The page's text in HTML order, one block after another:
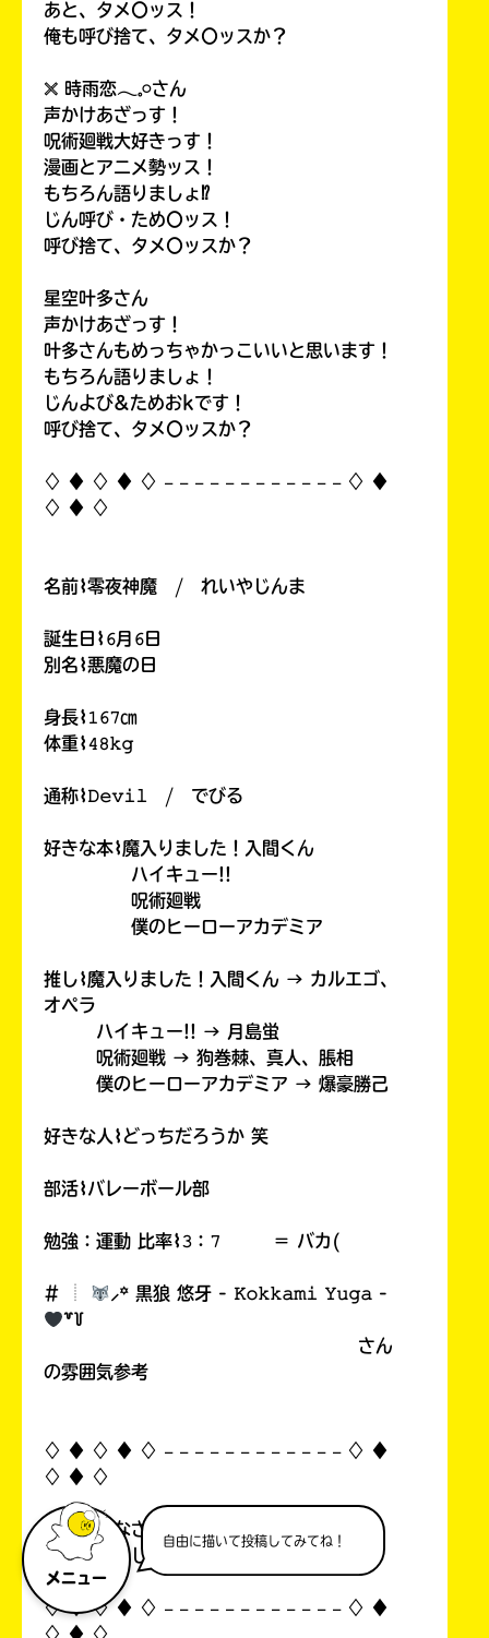
メニュー
自由に描いて投稿してみてね！
あと、タメ〇ッス！
俺も呼び捨て、タメ〇ッスか？
𓏴 時雨恋𓂃𓈒𓏸さん
声かけあざっす！
呪術廻戦大好きっす！
漫画とアニメ勢ッス！
もちろん語りましょ⁉
じん呼び・ため〇ッス！
呼び捨て、タメ〇ッスか？
星空叶多さん
声かけあざっす！
叶多さんもめっちゃかっこいいと思います！
もちろん語りましょ！
じんよび&ためおkです！
呼び捨て、タメ〇ッスか？
♢ ♦︎ ♢ ♦︎ ♢ 𓐄 𓐄 𓐄 𓐄 𓐄 𓐄 𓐄 𓐄 𓐄 𓐄 𓐄 𓐄 ♢ ♦︎
♢ ♦︎ ♢
名前⌇零夜神魔 / れいやじんま
誕生日⌇𝟼月𝟼日
別名⌇悪魔の日
身長⌇𝟷𝟼𝟽㎝
体重⌇𝟺𝟾𝚔𝚐
通称⌇𝙳𝚎𝚟𝚒𝚕 / でびる
好きな本⌇魔入りました！入間くん
ハイキュー!!
呪術廻戦
僕のヒーローアカデミア
推し⌇魔入りました！入間くん → カルエゴ、
オペラ
ハイキュー!! → 月島蛍
呪術廻戦 → 狗巻棘、真人、脹相
僕のヒーローアカデミア → 爆豪勝己
好きな人⌇どっちだろうか 笑
部活⌇バレーボール部
勉強：運動 比率⌇𝟹：𝟽 ＝ バカ(
# ︎┊︎
⸝꙳ 黒狼 悠牙 - 𝙺𝚘𝚔𝚔𝚊𝚖𝚒 𝚈𝚞𝚐𝚊 -
꒷꒦
さん
の雰囲気参考
♢ ♦︎ ♢ ♦︎ ♢ 𓐄 𓐄 𓐄 𓐄 𓐄 𓐄 𓐄 𓐄 𓐄 𓐄 𓐄 𓐄 ♢ ♦︎
♢ ♦︎ ♢
人間のみなさん、お時間です ˚ᯤ₊
また会いましょうね。ごきげんよう ✩⡱
♢ ♦︎ ♢ ♦︎ ♢ 𓐄 𓐄 𓐄 𓐄 𓐄 𓐄 𓐄 𓐄 𓐄 𓐄 𓐄 𓐄 ♢ ♦︎
♢ ♦︎ ♢